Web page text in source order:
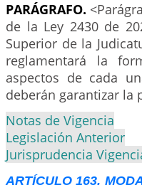
PARÁGRAFO.
de la Ley 2430 de
Superior de la
reglamentará la
aspectos de cada
deberán garantizar la
Notas de Vigencia
Legislación Anterior
Jurisprudencia
ARTÍCULO 163.